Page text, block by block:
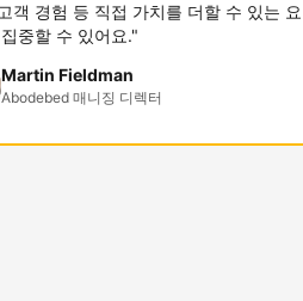
객 경험 등 직접 가치를 더할 수 있는 요
중할 수 있어요."
Martin Fieldman
Abodebed 매니징 디렉터